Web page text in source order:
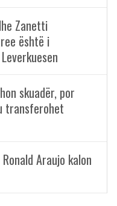
Zanetti
është i
skuadër, por
transferohet
Araujo kalon